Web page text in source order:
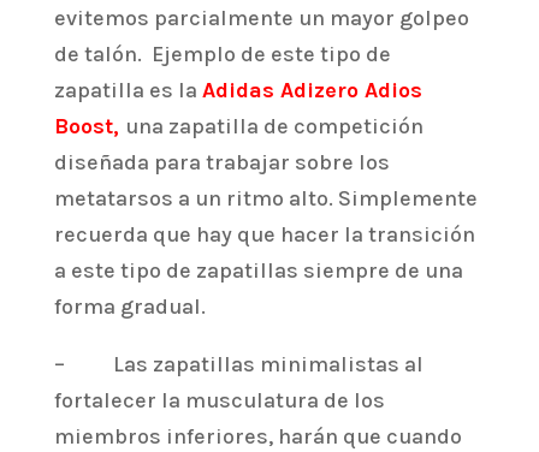
evitemos parcialmente un mayor golpeo
de talón. Ejemplo de este tipo de
zapatilla es la Adidas Adizero Adios
Boost, una zapatilla de competición
diseñada para trabajar sobre los
metatarsos a un ritmo alto. Simplemente
recuerda que hay que hacer la transición
a este tipo de zapatillas siempre de una
forma gradual.
– Las zapatillas minimalistas al
fortalecer la musculatura de los
miembros inferiores, harán que cuando